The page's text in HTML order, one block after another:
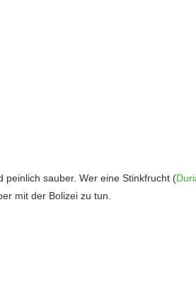
peinlich sauber. Wer eine Stinkfrucht (
mit der Bolizei zu tun.